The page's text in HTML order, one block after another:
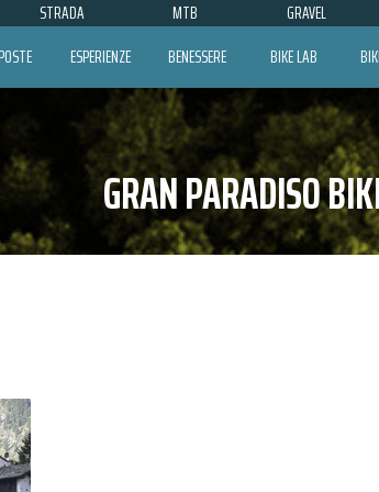
STRADA MTB GRAVEL
ESPERIENZE BENESSERE BIKE LAB
GRAN PARADISO